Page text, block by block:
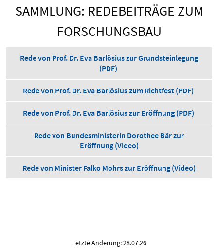
SAMMLUNG: REDEBEITRÄGE ZUM
FORSCHUNGSBAU
Rede von Prof. Dr. Eva Barlösius zur Grundsteinlegung
(PDF)
Rede von Prof. Dr. Eva Barlösius zum Richtfest (PDF)
Rede von Prof. Dr. Eva Barlösius zur Eröffnung (PDF)
Rede von Bundesministerin Dorothee Bär zur
Eröffnung (Video)
Rede von Minister Falko Mohrs zur Eröffnung (Video)
Letzte Änderung: 28.07.26